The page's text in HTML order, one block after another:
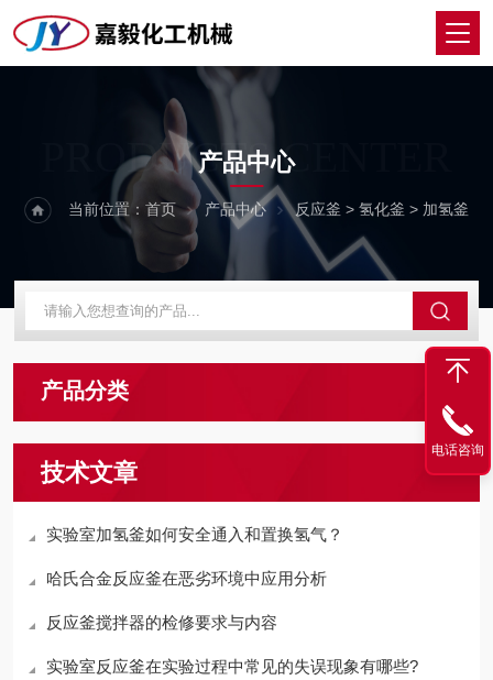
PRODUCTS CENTER
产品中心
当前位置： 首页 产品中心 反应釜 > 氢化釜 > 加氢釜
产品分类
技术文章
实验室加氢釜如何安全通入和置换氢气？
哈氏合金反应釜在恶劣环境中应用分析
反应釜搅拌器的检修要求与内容
实验室反应釜在实验过程中常见的失误现象有哪些?
电话咨询